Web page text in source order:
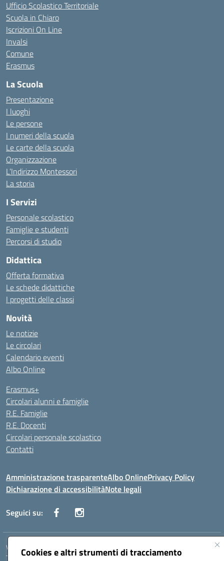
Cookies e altri strumenti di tracciamento
Ufficio Scolastico Territoriale
Scuola in Chiaro
Iscrizioni On Line
Invalsi
Comune
Erasmus
La Scuola
Presentazione
I luoghi
Le persone
I numeri della scuola
Le carte della scuola
Organizzazione
L’Indirizzo Montessori
La storia
I Servizi
Personale scolastico
Famiglie e studenti
Percorsi di studio
Didattica
Offerta formativa
Le schede didattiche
I progetti delle classi
Novità
Le notizie
Le circolari
Calendario eventi
Albo Online
Erasmus+
Circolari alunni e famiglie
R.E. Famiglie
R.E. Docenti
Circolari personale scolastico
Contatti
Amministrazione trasparenteAlbo OnlinePrivacy Policy
Dichiarazione di accessibilitàNote legali
Seguici su:
VIALE ITALIA , 13 91011 ALCAMO (TP)
Telefono: 092421906